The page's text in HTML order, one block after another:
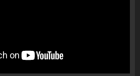
“bosen” Joana Nano për
abuzim me fondet publike dhe